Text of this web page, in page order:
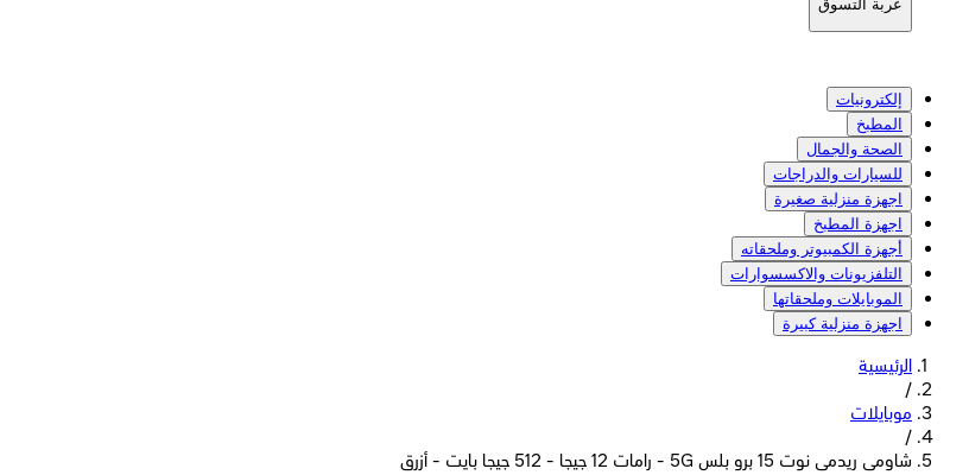
عربة التسوق
إلكترونيات
المطبخ
الصحة والجمال
للسيارات والدراجات
اجهزة منزلية صغيرة
اجهزة المطبخ
أجهزة الكمبيوتر وملحقاته
التلفزيونات والاكسسوارات
الموبايلات وملحقاتها
اجهزة منزلية كبيرة
الرئيسية
/
موبايلات
/
شاومى ريدمى نوت 15 برو بلس 5G - رامات 12 جيجا - 512 جيجا بايت - أزرق